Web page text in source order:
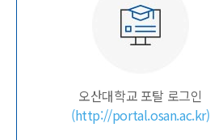
오산대학교 포탈 로그인
(http://portal.osan.ac.kr)